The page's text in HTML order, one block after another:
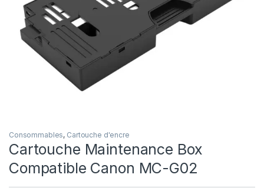
Consommables, Cartouche d'encre
Cartouche Maintenance Box
Compatible Canon MC-G02